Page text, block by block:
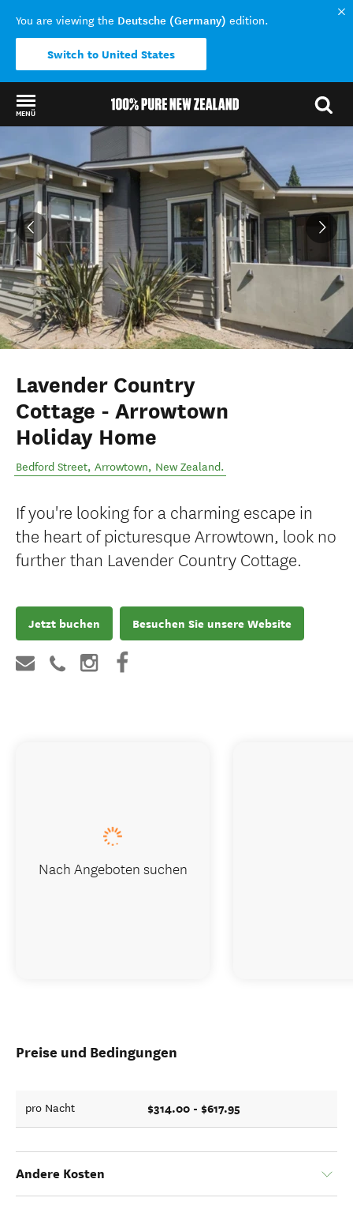
You are viewing the Deutsche (Germany) edition.
Switch to United States
MENÜ
Lavender Country
Cottage - Arrowtown
Holiday Home
Bedford Street, Arrowtown, New Zealand.
If you're looking for a charming escape in
the heart of picturesque Arrowtown, look no
further than Lavender Country Cottage.
Jetzt buchen Besuchen Sie unsere Website
Preise und Bedingungen
pro Nacht $314.00 - $617.95
Andere Kosten
Nach Angeboten suchen